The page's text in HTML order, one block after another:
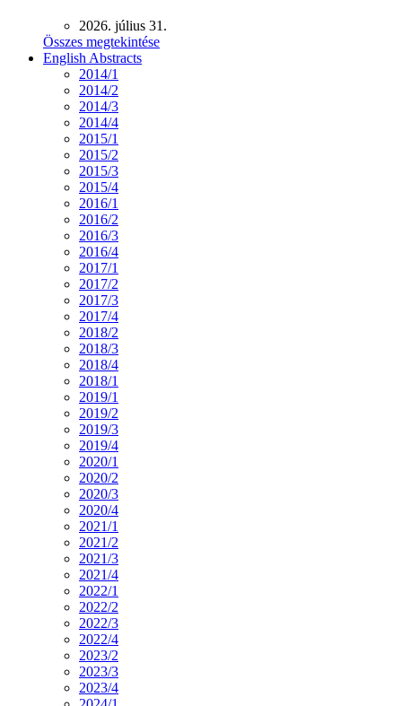
2026. július 31.
Összes megtekintése
English Abstracts
2014/1
2014/2
2014/3
2014/4
2015/1
2015/2
2015/3
2015/4
2016/1
2016/2
2016/3
2016/4
2017/1
2017/2
2017/3
2017/4
2018/2
2018/3
2018/4
2018/1
2019/1
2019/2
2019/3
2019/4
2020/1
2020/2
2020/3
2020/4
2021/1
2021/2
2021/3
2021/4
2022/1
2022/2
2022/3
2022/4
2023/2
2023/3
2023/4